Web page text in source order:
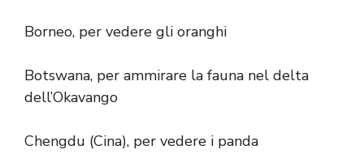
Borneo, per vedere gli oranghi
Botswana, per ammirare la fauna nel delta
dell’Okavango
Chengdu (Cina), per vedere i panda